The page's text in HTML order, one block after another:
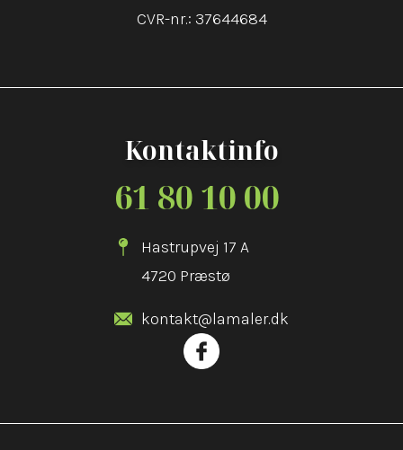
CVR-nr.: 37644684
Kontaktinfo
61 80 10 00
Hastrupvej 17 A
4720 Præstø
kontakt@lamaler.dk